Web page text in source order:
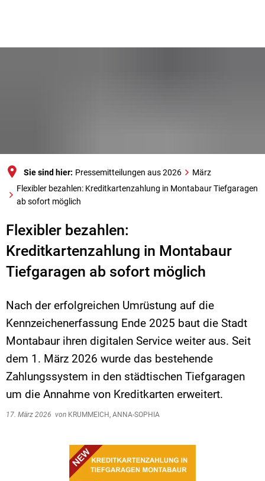
Sie sind hier: Pressemitteilungen aus 2026
März
Flexibler bezahlen: Kreditkartenzahlung in Montabaur Tiefgaragen
ab sofort möglich
Flexibler bezahlen:
Kreditkartenzahlung in Montabaur
Tiefgaragen ab sofort möglich
Nach der erfolgreichen Umrüstung auf die
Kennzeichenerfassung Ende 2025 baut die Stadt
Montabaur ihren digitalen Service weiter aus. Seit
dem 1. März 2026 wurde das bestehende
Zahlungssystem in den städtischen Tiefgaragen
um die Annahme von Kreditkarten erweitert.
17. März 2026 von KRUMMEICH, ANNA-SOPHIA